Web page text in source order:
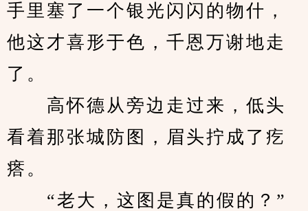
手里塞了一个银光闪闪的物什，
他这才喜形于色，千恩万谢地走
了。
高怀德从旁边走过来，低头
看着那张城防图，眉头拧成了疙
瘩。
“老大，这图是真的假的？”